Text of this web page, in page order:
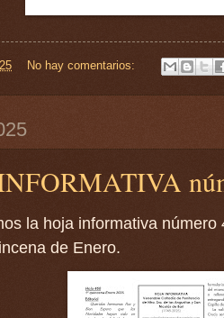
No hay comentarios:
la hoja informativa
de Enero.